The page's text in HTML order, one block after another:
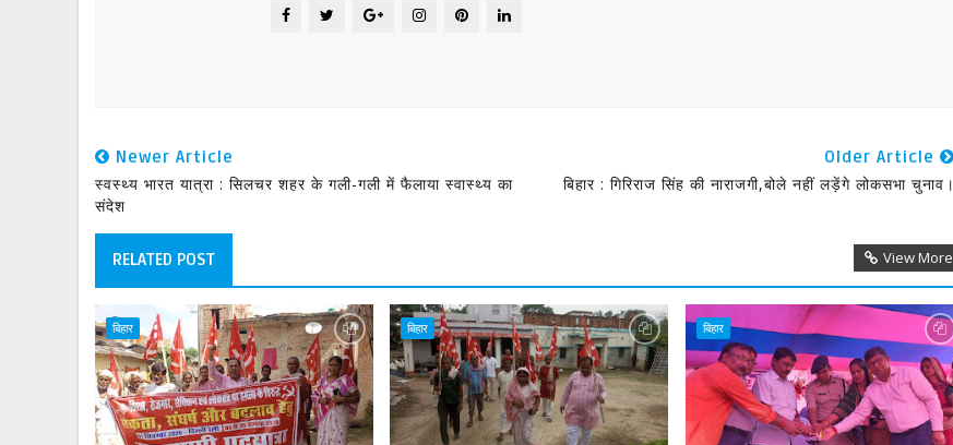
Newer Article
स्वस्थ्य भारत यात्रा : सिलचर शहर के गली-गली में फैलाया स्वास्थ्य का
संदेश
Older Article
बिहार : गिरिराज सिंह की नाराजगी,बोले नहीं लड़ेंगे लोकसभा चुनाव।
RELATED POST View More
बिहार बिहार बिहार